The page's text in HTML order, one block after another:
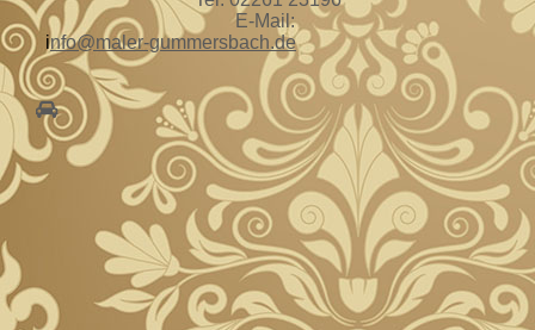
E-Mail:
info@maler-gummersbach.de